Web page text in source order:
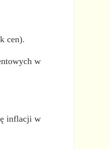
cen).
w
inflacji w